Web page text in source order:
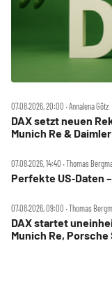
07.08.2026, 20:00 ‧ Annalena Götz
DAX setzt neuen
Munich Re &
07.08.2026, 14:40 ‧ Thomas
Perfekte US‑Daten
07.08.2026, 09:00 ‧ Thomas
DAX startet
Munich Re, Porsche